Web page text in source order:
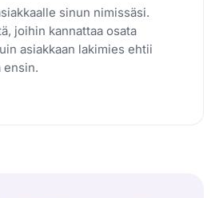
sinun nimissäsi.
joihin kannattaa osata
asiakkaan lakimies ehtii
ensin.